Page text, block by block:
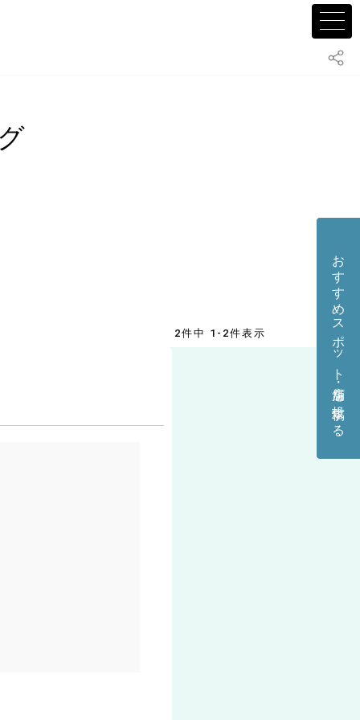
2件中 1-2件表示 おすすめスポット・店舗を投稿する